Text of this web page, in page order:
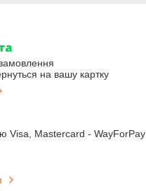
на вашу картку
Visa, Mastercard - WayForPay